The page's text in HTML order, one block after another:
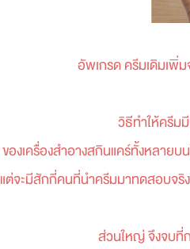
อัพเกรด ครีมเดิมเพิ่
วิธีทำให้ครีมมีป
ของเครื่องสำอางสกินแคร์ทั้งหลายบ
แต่จะมีสักกี่คนที่นำครีมมาทดสอบจริง
ส่วนใหญ่ จึงจบที่กา